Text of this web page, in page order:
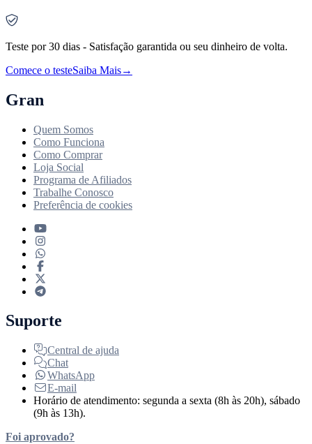
Teste por 30 dias - Satisfação garantida ou seu dinheiro de volta.
Comece o testeSaiba Mais→
Gran
Quem Somos
Como Funciona
Como Comprar
Loja Social
Programa de Afiliados
Trabalhe Conosco
Preferência de cookies
Suporte
Central de ajuda
Chat
WhatsApp
E-mail
Horário de atendimento: segunda a sexta (8h às 20h), sábado
(9h às 13h).
Foi aprovado?